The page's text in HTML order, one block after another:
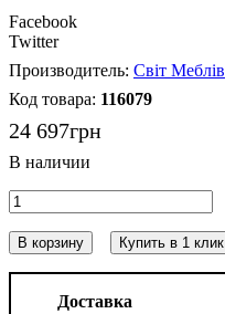
Facebook
Twitter
Світ Меблів
116079
24 697грн
В корзину Купить в 1 клик
Доставка